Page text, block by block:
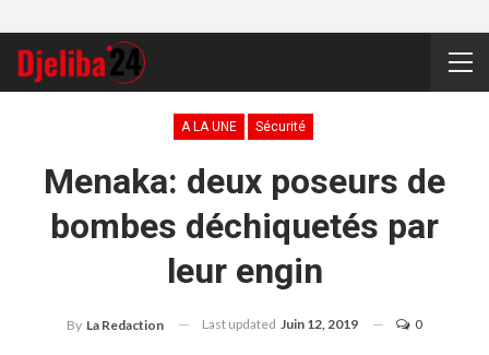
A LA UNE Sécurité
Menaka: deux poseurs de
bombes déchiquetés par
leur engin
By La Redaction Last updated Juin 12, 2019 0